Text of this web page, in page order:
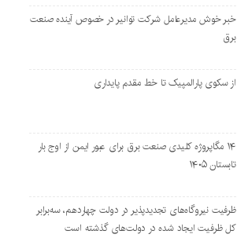
خبر خوش مدیرعامل شرکت توانیر در خصوص آینده صنعت
برق
از سکوی پارالمپیک تا خط مقدم پایداری
۱۴ مگاپروژه‌ کلیدی صنعت برق برای عبور ایمن از اوج بار
تابستان ۱۴۰۵
ظرفیت نیروگاه‌های تجدیدپذیر در دولت چهاردهم، سه‌برابر
کل ظرفیت ایجاد شده در دولت‌های گذشته است